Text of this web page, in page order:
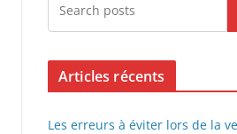
Articles récents
Les erreurs à éviter lors de la